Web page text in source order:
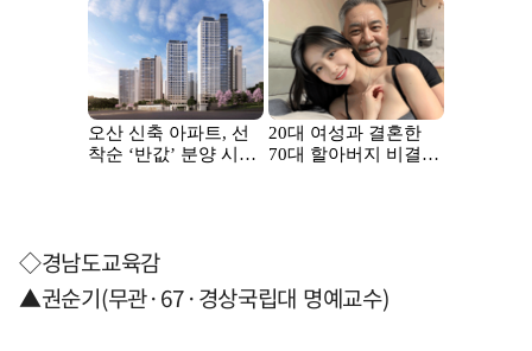
◇경남도교육감
▲권순기(무관·67·경상국립대 명예교수)